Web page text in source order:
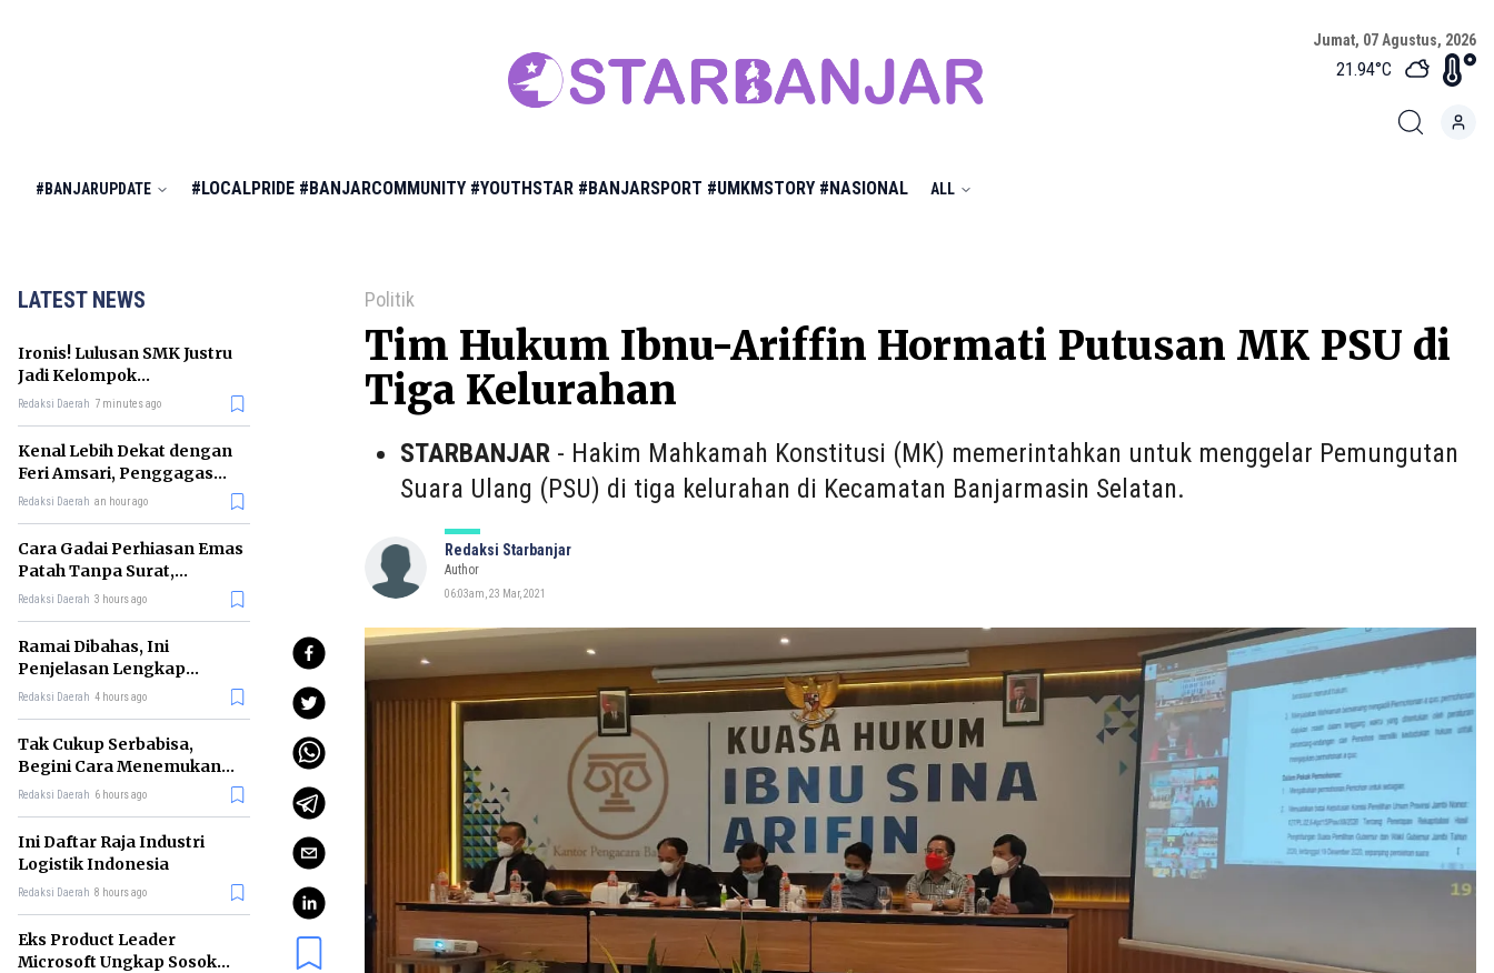
Jumat, 07 Agustus, 2026
21.94°C
#BANJARUPDATE #LOCALPRIDE #BANJARCOMMUNITY #YOUTHSTAR #BANJARSPORT #UMKMSTORY #NASIONAL ALL
LATEST NEWS
Ironis! Lulusan SMK Justru
Jadi Kelompok
Pengangguran Terbanyak
Redaksi Daerah 7 minutes ago
Kenal Lebih Dekat dengan
Feri Amsari, Penggagas
Kabinet Bayangan
Redaksi Daerah an hour ago
Cara Gadai Perhiasan Emas
Patah Tanpa Surat,
Ternyata Tetap Bisa!
Redaksi Daerah 3 hours ago
Ramai Dibahas, Ini
Penjelasan Lengkap
tentang Konsep Kabinet
Redaksi Daerah 4 hours ago
Tak Cukup Serbabisa,
Begini Cara Menemukan
'Spike' agar CV Dilirik HR
Redaksi Daerah 6 hours ago
Ini Daftar Raja Industri
Logistik Indonesia
Redaksi Daerah 8 hours ago
Eks Product Leader
Microsoft Ungkap Sosok
Politik
Tim Hukum Ibnu-Ariffin Hormati Putusan MK PSU di
Tiga Kelurahan
STARBANJAR- Hakim Mahkamah Konstitusi (MK) memerintahkan untuk menggelar Pemungutan
Suara Ulang (PSU) di tiga kelurahan di Kecamatan Banjarmasin Selatan.
Redaksi Starbanjar
Author
06:03am, 23 Mar, 2021